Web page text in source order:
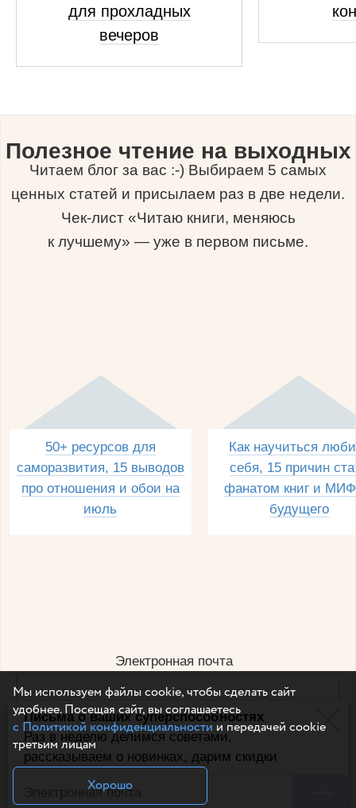
Письма о ваших суперспособностях
Раз в неделю делимся советами,
рассказываем о новинках, дарим скидки
для прохладных
вечеров
Полезное чтение на выходных
Читаем блог за вас :-) Выбираем 5 самых
ценных статей и присылаем раз в две недели.
Чек-лист «Читаю книги, меняюсь
к лучшему» — уже в первом письме.
50+ ресурсов для
саморазвития, 15 выводов
про отношения и обои на
июль
Как научиться
себя, 15 причин
фанатом книг и
будущего
Электронная почта
Например, dulsineya@gmail.com
Без спама и смс
Подписаться
Мы используем файлы cookie, чтобы сделать сайт
удобнее. Посещая сайт, вы соглашаетесь
с Политикой конфиденциальностии передачей cookie
третьим лицам
Хорошо